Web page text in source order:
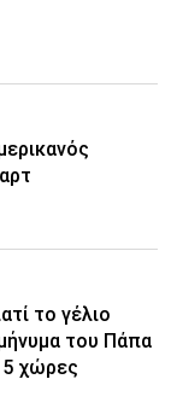
το γέλιο
του Πάπα
χώρες